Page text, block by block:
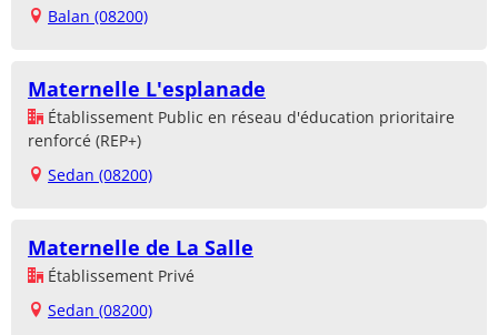
Balan (08200)
Maternelle L'esplanade
Établissement Public en réseau d'éducation prioritaire
renforcé (REP+)
Sedan (08200)
Maternelle de La Salle
Établissement Privé
Sedan (08200)